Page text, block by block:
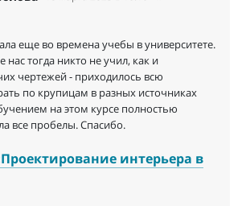
еще во времена учебы в университете.
тогда никто не учил, как и
чертежей - приходилось всю
по крупицам в разных источниках
на этом курсе полностью
все пробелы. Спасибо.
интерьера в